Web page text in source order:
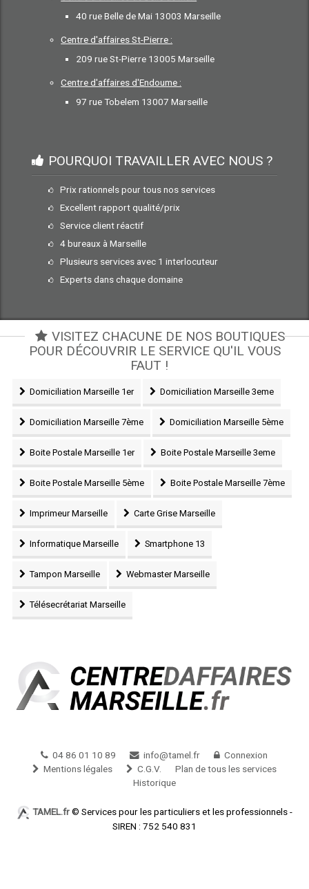
40 rue Belle de Mai 13003 Marseille
Centre d'affaires St-Pierre :
209 rue St-Pierre 13005 Marseille
Centre d'affaires d'Endoume :
97 rue Tobelem 13007 Marseille
POURQUOI TRAVAILLER AVEC NOUS ?
Prix rationnels pour tous nos services
Excellent rapport qualité/prix
Service client réactif
4 bureaux à Marseille
Plusieurs services avec 1 interlocuteur
Experts dans chaque domaine
VISITEZ CHACUNE DE NOS BOUTIQUES
POUR DÉCOUVRIR LE SERVICE QU'IL VOUS
FAUT !
Domiciliation Marseille 1er Domiciliation Marseille 3eme
Domiciliation Marseille 7ème Domiciliation Marseille 5ème
Boite Postale Marseille 1er Boite Postale Marseille 3eme
Boite Postale Marseille 5ème Boite Postale Marseille 7ème
Imprimeur Marseille Carte Grise Marseille
Informatique Marseille Smartphone 13
Tampon Marseille Webmaster Marseille
Télésecrétariat Marseille
04 86 01 10 89 info@tamel.fr
Connexion
Mentions légales
C.G.V.
Plan de tous les services
Historique
TAMEL.fr© Services pour les particuliers et les professionnels -
SIREN : 752 540 831